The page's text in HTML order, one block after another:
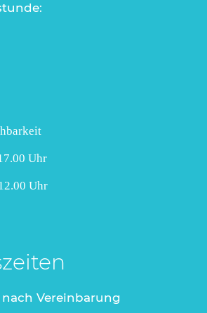
Uhr
Uhr
Vereinbarung